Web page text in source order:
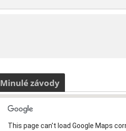
Minulé závody
This page can't load Google Maps